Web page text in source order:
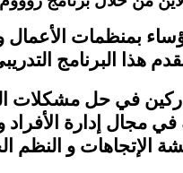
بمنظمات الأعمال
هذا البرنامج
في حل مشكلات
في مجال إدارة
الإتجاهات و النظم